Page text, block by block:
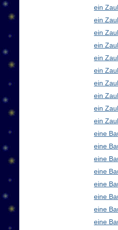
ein
ein
ein
ein
ein
ein
ein
ein
ein
ein
eine
eine
eine
eine
eine
eine
eine
eine